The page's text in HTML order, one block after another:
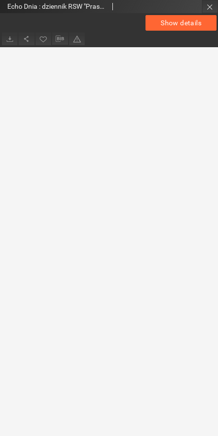
Show details
Echo Dnia : dziennik RSW "Prasa-Książka-Ruch" 1987 R.17, nr 235